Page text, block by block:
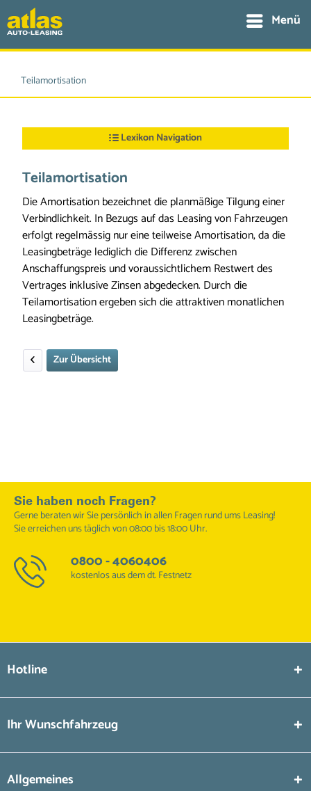
Menü
Teilamortisation
Lexikon Navigation
Teilamortisation
Die Amortisation bezeichnet die planmäßige Tilgung einer
Verbindlichkeit. In Bezugs auf das Leasing von Fahrzeugen
erfolgt regelmässig nur eine teilweise Amortisation, da die
Leasingbeträge lediglich die Differenz zwischen
Anschaffungspreis und voraussichtlichem Restwert des
Vertrages inklusive Zinsen abgedecken. Durch die
Teilamortisation ergeben sich die attraktiven monatlichen
Leasingbeträge.
Zur Übersicht
Sie haben noch Fragen?
Gerne beraten wir Sie persönlich in allen Fragen rund ums Leasing!
Sie erreichen uns täglich von 08:00 bis 18:00 Uhr.
0800 - 4060406
kostenlos aus dem dt. Festnetz
Hotline
Ihr Wunschfahrzeug
Allgemeines